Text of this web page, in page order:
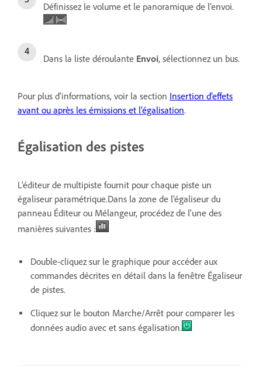
Définissez le volume et le panoramique de l’envoi.
Dans la liste déroulante Envoi, sélectionnez un bus.
Pour plus d’informations, voir la section Insertion d’effets
avant ou après les émissions et l’égalisation.
Égalisation des pistes
L’éditeur de multipiste fournit pour chaque piste un
égaliseur paramétrique.Dans la zone de lʼégaliseur du
panneau Éditeur ou Mélangeur, procédez de l'une des
manières suivantes :
Double-cliquez sur le graphique pour accéder aux
commandes décrites en détail dans la fenêtre Égaliseur
de pistes.
Cliquez sur le bouton Marche/Arrêt pour comparer les
données audio avec et sans égalisation.